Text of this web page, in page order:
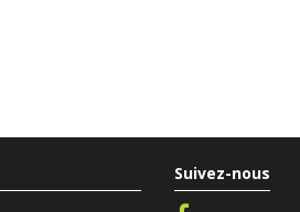
Suivez-nous